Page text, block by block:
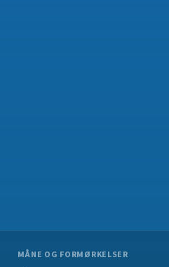
MÅNE OG FORMØRKELSER